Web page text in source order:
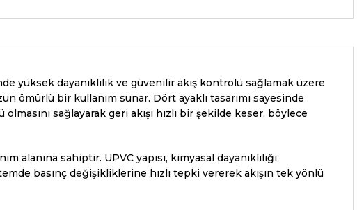
yüksek dayanıklılık ve güvenilir akış kontrolü sağlamak üzere
ömürlü bir kullanım sunar. Dört ayaklı tasarımı sayesinde
sağlayarak geri akışı hızlı bir şekilde keser, böylece
sahiptir. UPVC yapısı, kimyasal dayanıklılığı
basınç değişikliklerine hızlı tepki vererek akışın tek yönlü